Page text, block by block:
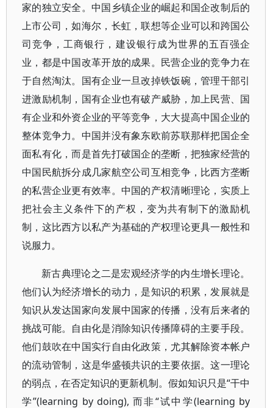
家的独立安全。中国乡镇企业的崛起和国企改制后的
上市公司，如海尔，长虹，联想等企业可以和跨国公
司竞争，工商银行，建设银行成为世界的五百强企
业，都是中国改革开放的成果。民营企业的竞争力在
于自然淘汰。国有企业一旦改掉铁饭碗，管理干部引
进激励机制，国有企业也有破产威胁，加上民营、国
有企业和外资企业的平等竞争，大大提高中国企业的
整体竞争力。中国并没有象东欧前苏联那样把国企全
面私有化，而是首先打破国企的垄断，把独家经营的
中国民航拆分成几家航空公司互相竞争，比西方垄断
的私营企业更有效率。中国的产权清晰理论，实质上
把社会主义条件下的产权，变为共有制下的激励机
制，这比西方以私产为基础的产权理论更具一般性和
说服力。
新古典理论之二是宏观经济学的内生增长理论。
他们认为经济增长的动力，是知识的积累，发展就是
知识从发达国家向发展中国家的传播，没有后来者的
挑战可能。自由化是消除知识传播障碍的主要手段。
他们鼓吹在中国实行自由化政策，尤其解除资本帐户
的流动管制，这是华盛顿共识的主要依据。这一理论
的弱点，在否定知识的更新机制。假如知识只是“干中
学”(learning by doing), 而非“试中学(learning by